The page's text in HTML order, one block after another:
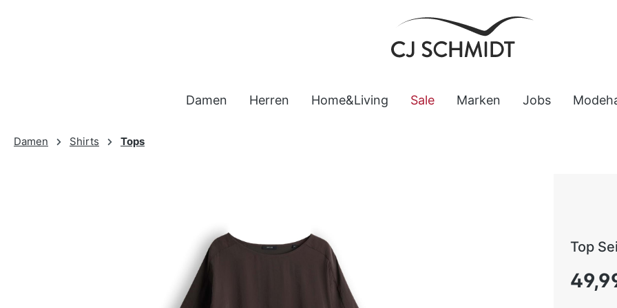
Damen Herren Home&Living Sale Marken Jobs
Damen Shirts Tops
Top